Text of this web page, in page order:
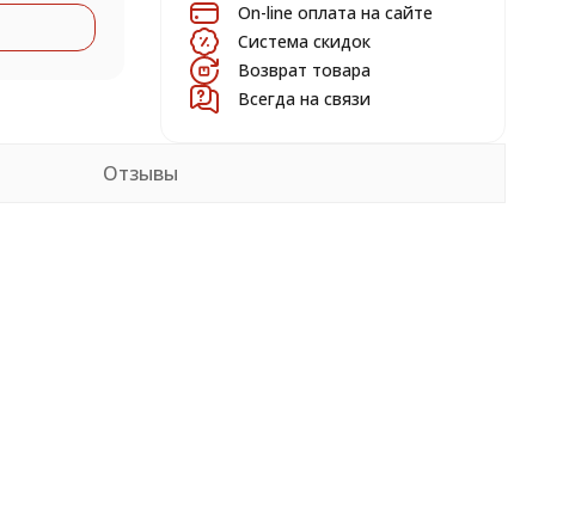
On-line оплата на сайте
Система скидок
Возврат товара
Всегда на связи
Отзывы